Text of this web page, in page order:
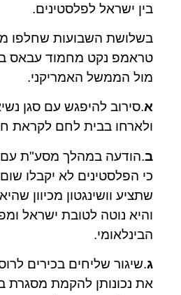
בין ישראל לפלסטינים.
בשלושת השבועות שחלפו
טראמפ נקט מחמוד עבאס
מול הממשל האמריקני.
א.סירוב להיפגש עם סגן
ולארחו בבית לחם לקראת
ב.הודעה במהלך מסע"ת עם
כי הפלסטינים לא יקבלו
שתציע וושינגטון מכיוון
והיא נוטה לטובת ישראל
הבינלאומי.
ג.שיגור שליחים בכירים
את נכונותן להקמת מסגרת